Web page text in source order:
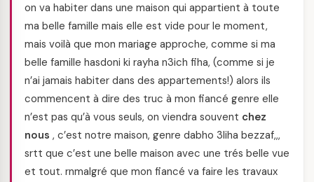
on va habiter dans une maison qui appartient à toute
ma belle famille mais elle est vide pour le moment,
mais voilà que mon mariage approche, comme si ma
belle famille hasdoni ki rayha n3ich fiha, (comme si je
n’ai jamais habiter dans des appartements!) alors ils
commencent à dire des truc à mon fiancé genre elle
n’est pas qu’à vous seuls, on viendra souvent chez
nous , c’est notre maison, genre dabho 3liha bezzaf,,,
srtt que c’est une belle maison avec une trés belle vue
et tout. rnmalgré que mon fiancé va faire les travaux